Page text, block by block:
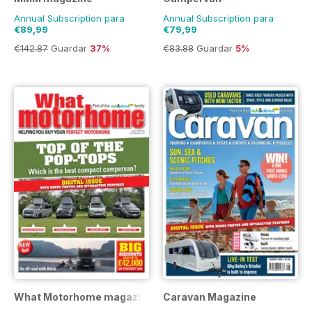
Annual Subscription para
€89,99
€142.87 Guardar 37%
Annual Subscription para
€79,99
€83.88 Guardar 5%
What Motorhome magazine Caravan Magazine